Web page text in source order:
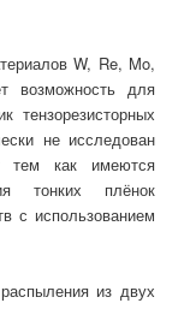
W, Re, Mo,
возможность для
тензорезисторных
не исследован
тем как имеются
тонких плёнок
с использованием
из двух